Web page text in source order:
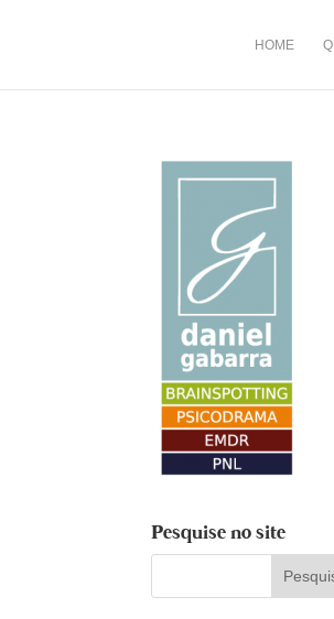
HOME
Pesquise no site